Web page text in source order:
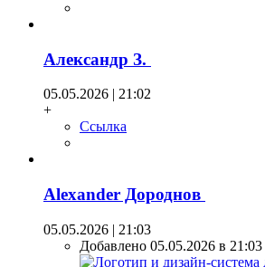
Александр З.
05.05.2026 | 21:02
+
Ссылка
Alexander Дороднов
05.05.2026 | 21:03
Добавлено 05.05.2026 в 21:03